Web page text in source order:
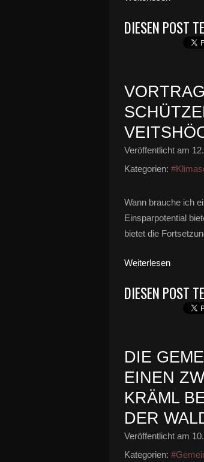
DIESEN POST
Veröffentlicht am
Kategorien:
Wann brauche ich
Einsparpotential
bietet die
Weiterlesen
DIESEN POST
DIE
EINEN
KRÄML
DER
Veröffentlicht am
Kategorien: